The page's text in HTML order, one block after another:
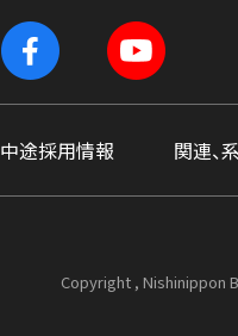
中途採用情報 関連、
Copyright , Nishinippon